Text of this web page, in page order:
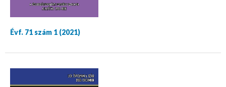
Évf. 71 szám 1 (2021)